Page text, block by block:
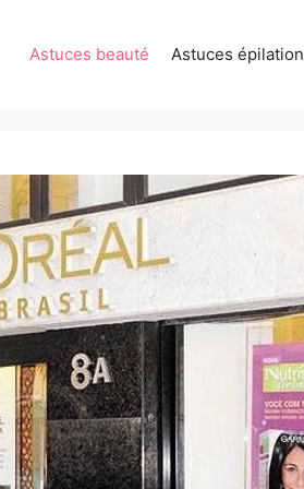
Astuces beauté Astuces épilation